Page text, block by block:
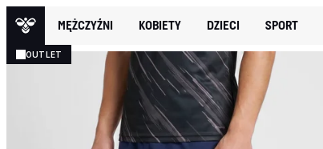
MĘŻCZYŹNI KOBIETY DZIECI SPORT
OUTLET